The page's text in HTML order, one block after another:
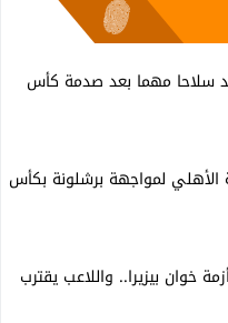
سلاحا مهما بعد صدمة كأس
لمواجهة برشلونة بكأس
خوان بيزيرا.. واللاعب يقترب